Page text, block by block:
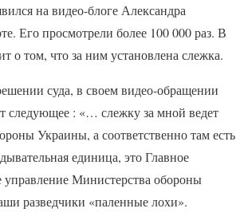
на видео-блоге Александра
Его просмотрели более 100 000 раз. В
о том, что за ним установлена слежка.
суда, в своем видео-обращении
следующее : «… слежку за мной ведет
Украины, а соответственно там есть
единица, это Главное
управление Министерства обороны
разведчики «паленные лохи».